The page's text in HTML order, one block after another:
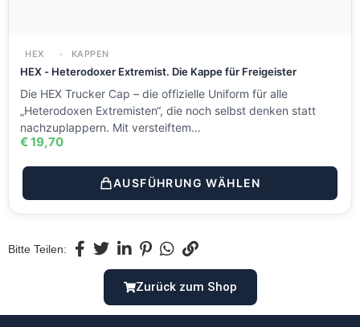
HEX KAPPEN
HEX - Heterodoxer Extremist. Die Kappe für Freigeister
Die HEX Trucker Cap – die offizielle Uniform für alle
„Heterodoxen Extremisten“, die noch selbst denken statt
nachzuplappern. Mit versteiftem…
€19,70
AUSFÜHRUNG WÄHLEN
Bitte Teilen:
Zurück zum Shop